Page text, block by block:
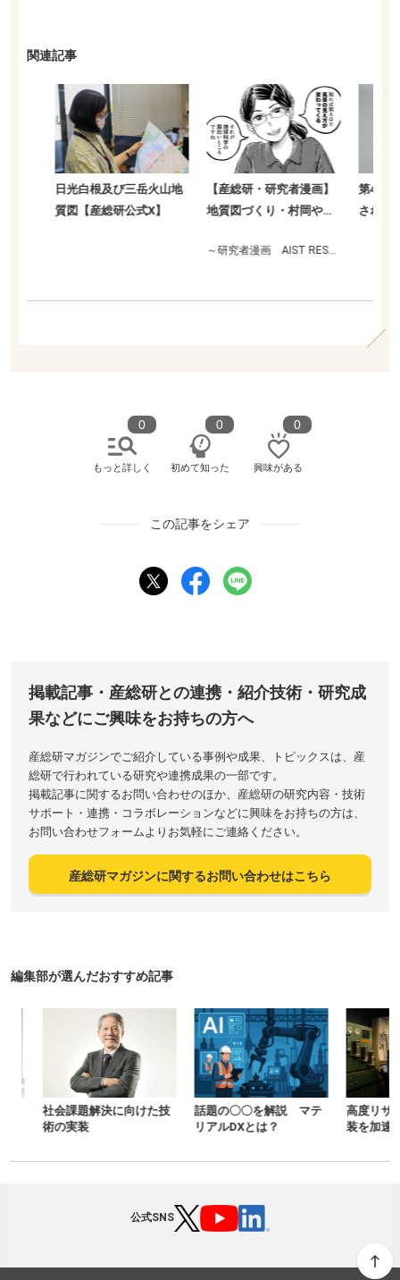
関連記事
日光白根及び三岳火山地
質図【産総研公式X】
【産総研・研究者漫画】
地質図づくり・村岡やよ
～研究者漫画 AIST RESEARCHER
第41回
された「
もっと詳しく
0
初めて知った
0
興味がある
0
この記事をシェア
掲載記事・産総研との連携・紹介技術・研究成
果などにご興味をお持ちの方へ
産総研マガジンでご紹介している事例や成果、トピックスは、産
総研で行われている研究や連携成果の一部です。
掲載記事に関するお問い合わせのほか、産総研の研究内容・技術
サポート・連携・コラボレーションなどに興味をお持ちの方は、
お問い合わせフォームよりお気軽にご連絡ください。
産総研マガジンに関するお問い合わせはこちら
編集部が選んだおすすめ記事
社会課題解決に向けた技
術の実装
話題の〇〇を解説 マテ
リアルDXとは？
高度リサイ
装を加速する
公式SNS